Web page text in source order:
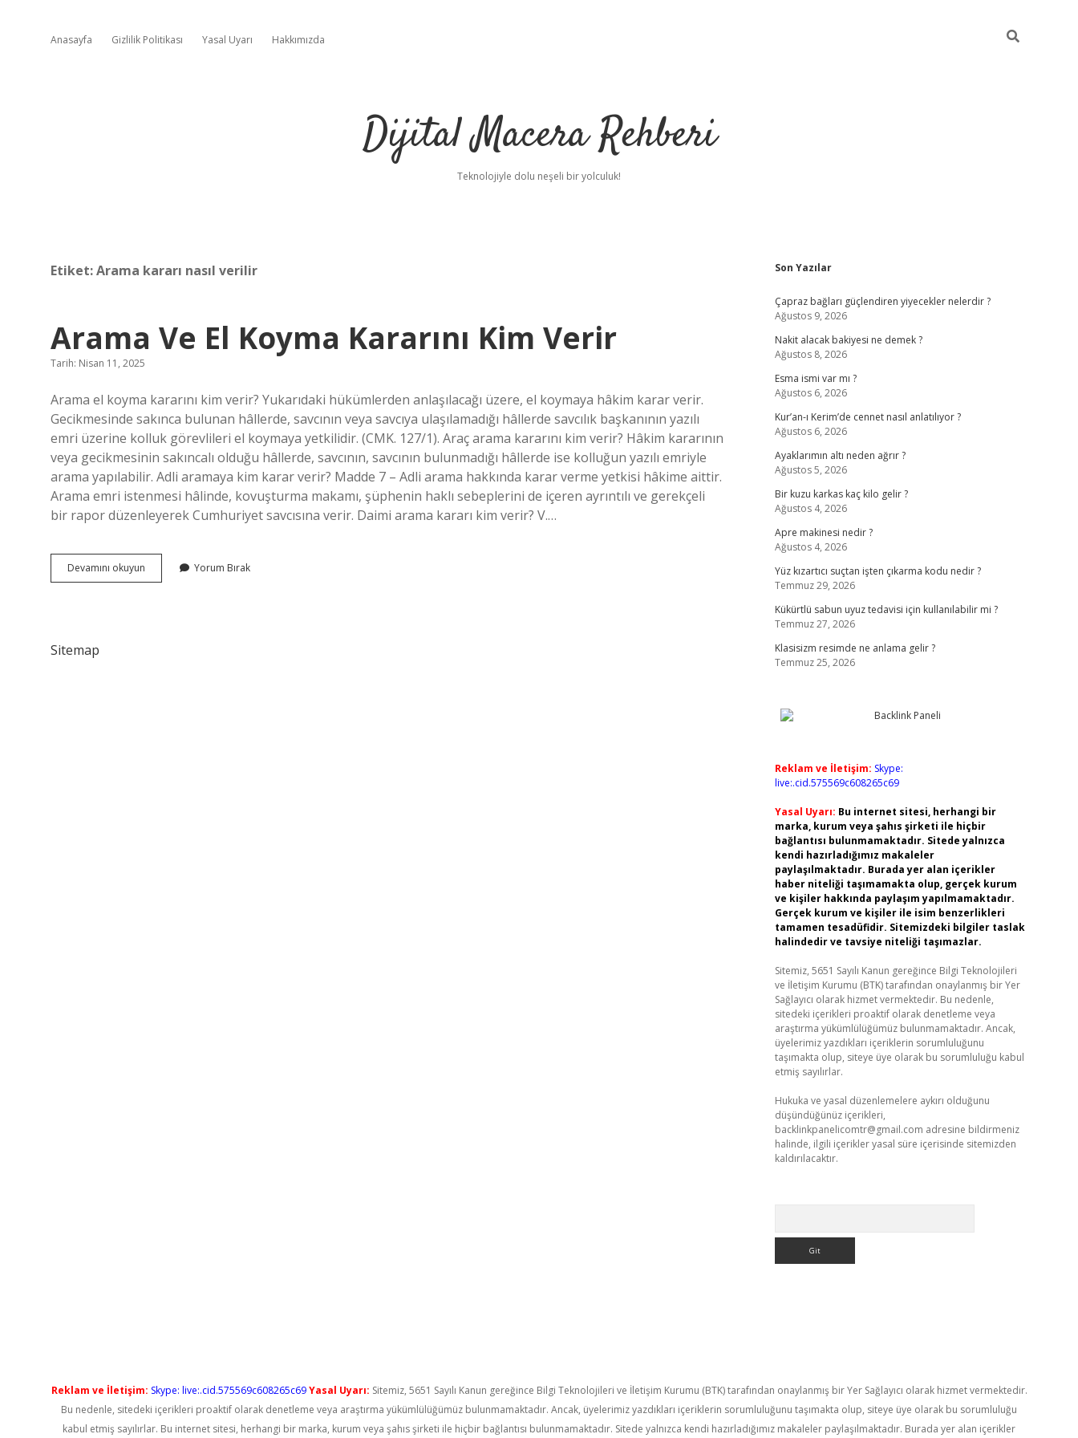
Anasayfa Gizlilik Politikası Yasal Uyarı Hakkımızda
Dijital Macera Rehberi
Teknolojiyle dolu neşeli bir yolculuk!
Etiket:Arama kararı nasıl verilir
Arama Ve El Koyma Kararını Kim Verir
Tarih: Nisan 11, 2025
Arama el koyma kararını kim verir? Yukarıdaki hükümlerden anlaşılacağı üzere, el koymaya hâkim karar verir.
Gecikmesinde sakınca bulunan hâllerde, savcının veya savcıya ulaşılamadığı hâllerde savcılık başkanının yazılı
emri üzerine kolluk görevlileri el koymaya yetkilidir. (CMK. 127/1). Araç arama kararını kim verir? Hâkim kararının
veya gecikmesinin sakıncalı olduğu hâllerde, savcının, savcının bulunmadığı hâllerde ise kolluğun yazılı emriyle
arama yapılabilir. Adli aramaya kim karar verir? Madde 7 – Adli arama hakkında karar verme yetkisi hâkime aittir.
Arama emri istenmesi hâlinde, kovuşturma makamı, şüphenin haklı sebeplerini de içeren ayrıntılı ve gerekçeli
bir rapor düzenleyerek Cumhuriyet savcısına verir. Daimi arama kararı kim verir? V.…
Devamını okuyun
Ve
Yorum Bırak
Sitemap
Sidebar
Son Yazılar
Çapraz bağları güçlendiren yiyecekler nelerdir ?
Ağustos 9, 2026
Nakit alacak bakiyesi ne demek ?
Ağustos 8, 2026
Esma ismi var mı ?
Ağustos 6, 2026
Kur’an-ı Kerim’de cennet nasıl anlatılıyor ?
Ağustos 6, 2026
Ayaklarımın altı neden ağrır ?
Ağustos 5, 2026
Bir kuzu karkas kaç kilo gelir ?
Ağustos 4, 2026
Apre makinesi nedir ?
Ağustos 4, 2026
Yüz kızartıcı suçtan işten çıkarma kodu nedir ?
Temmuz 29, 2026
Kükürtlü sabun uyuz tedavisi için kullanılabilir mi ?
Temmuz 27, 2026
Klasisizm resimde ne anlama gelir ?
Temmuz 25, 2026
Reklam ve İletişim: Skype:
live:.cid.575569c608265c69
Yasal Uyarı: Bu internet sitesi, herhangi bir
marka, kurum veya şahıs şirketi ile hiçbir
bağlantısı bulunmamaktadır. Sitede yalnızca
kendi hazırladığımız makaleler
paylaşılmaktadır. Burada yer alan içerikler
haber niteliği taşımamakta olup, gerçek kurum
ve kişiler hakkında paylaşım yapılmamaktadır.
Gerçek kurum ve kişiler ile isim benzerlikleri
tamamen tesadüfidir. Sitemizdeki bilgiler taslak
halindedir ve tavsiye niteliği taşımazlar.
Sitemiz, 5651 Sayılı Kanun gereğince Bilgi Teknolojileri
ve İletişim Kurumu (BTK) tarafından onaylanmış bir Yer
Sağlayıcı olarak hizmet vermektedir. Bu nedenle,
sitedeki içerikleri proaktif olarak denetleme veya
araştırma yükümlülüğümüz bulunmamaktadır. Ancak,
üyelerimiz yazdıkları içeriklerin sorumluluğunu
taşımakta olup, siteye üye olarak bu sorumluluğu kabul
etmiş sayılırlar.
Hukuka ve yasal düzenlemelere aykırı olduğunu
düşündüğünüz içerikleri,
backlinkpanelicomtr@gmail.com adresine bildirmeniz
halinde, ilgili içerikler yasal süre içerisinde sitemizden
kaldırılacaktır.
Reklam ve İletişim: Skype: live:.cid.575569c608265c69 Yasal Uyarı: Sitemiz, 5651 Sayılı Kanun gereğince Bilgi Teknolojileri ve İletişim Kurumu (BTK) tarafından onaylanmış bir Yer Sağlayıcı olarak hizmet vermektedir.
Bu nedenle, sitedeki içerikleri proaktif olarak denetleme veya araştırma yükümlülüğümüz bulunmamaktadır. Ancak, üyelerimiz yazdıkları içeriklerin sorumluluğunu taşımakta olup, siteye üye olarak bu sorumluluğu
kabul etmiş sayılırlar. Bu internet sitesi, herhangi bir marka, kurum veya şahıs şirketi ile hiçbir bağlantısı bulunmamaktadır. Sitede yalnızca kendi hazırladığımız makaleler paylaşılmaktadır. Burada yer alan içerikler